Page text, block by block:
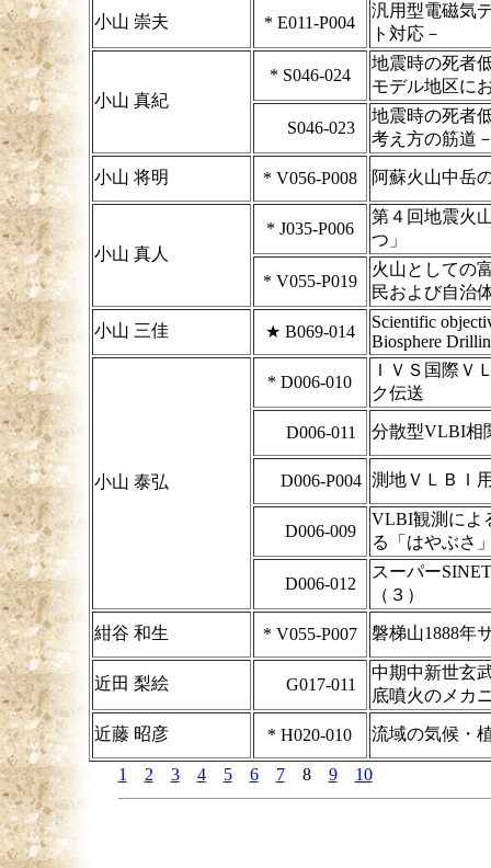
小山 崇夫 * E011-P004
汎用型電磁気
ト対応－
小山 真紀
* S046-024
地震時の死者
モデル地区に
S046-023
地震時の死者
考え方の筋道
小山 将明 * V056-P008 阿蘇火山中岳
小山 真人
* J035-P006
第４回地震火
つ」
* V055-P019
火山としての
民および自治
小山 三佳 ★ B069-014
Scientific
Biosphere
小山 泰弘
* D006-010
ＩＶＳ国際Ｖ
ク伝送
D006-011 分散型VLBI相
D006-P004 測地ＶＬＢＩ
D006-009
VLBI観測によ
る「はやぶさ
D006-012
スーパー
（３）
紺谷 和生 * V055-P007 磐梯山1888年
近田 梨絵 G017-011
中期中新世玄
底噴火のメカ
近藤 昭彦 * H020-010 流域の気候・
1 2 3 4 5 6 78 9 10